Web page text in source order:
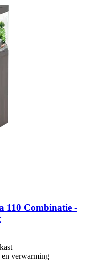
110 Combinatie -​
verwarming